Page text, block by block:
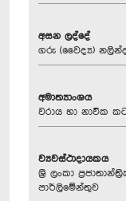
අසන ලද්දේ
ගරු (වෛද්‍ය)
අමාත්‍යාංශය
වරාය හා නාවික
ව්‍යවස්ථාදායකය
ශ්‍රී ලංකා
පාර්ලිමේන්තුව